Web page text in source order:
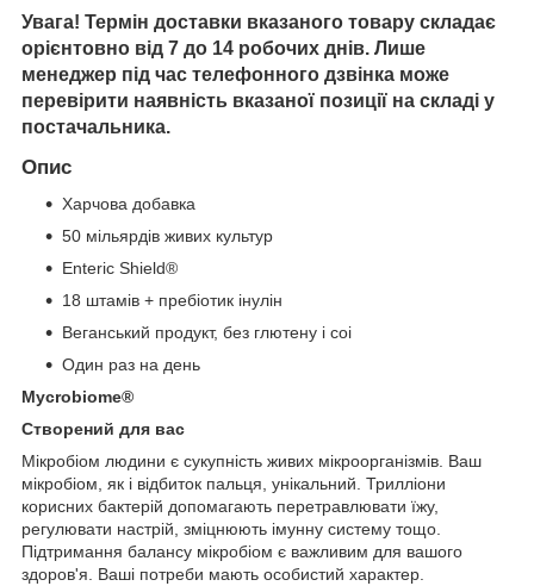
Увага! Термін доставки вказаного товару складає
орієнтовно від 7 до 14 робочих днів. Лише
менеджер під час телефонного дзвінка може
перевірити наявність вказаної позиції на складі у
постачальника.
Опис
Харчова добавка
50 мільярдів живих культур
Enteric Shield®
18 штамів + пребіотик інулін
Веганський продукт, без глютену і соі
Один раз на день
Mycrobiome®
Створений для вас
Мікробіом людини є сукупність живих мікроорганізмів. Ваш
мікробіом, як і відбиток пальця, унікальний. Трилліони
корисних бактерій допомагають перетравлювати їжу,
регулювати настрій, зміцнюють імунну систему тощо.
Підтримання балансу мікробіом є важливим для вашого
здоров'я. Ваші потреби мають особистий характер.